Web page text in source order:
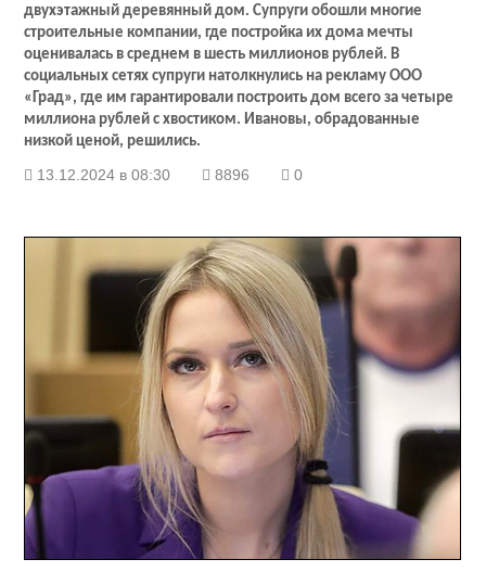
двухэтажный деревянный дом. Супруги обошли многие
строительные компании, где постройка их дома мечты
оценивалась в среднем в шесть миллионов рублей. В
социальных сетях супруги натолкнулись на рекламу ООО
«Град», где им гарантировали построить дом всего за четыре
миллиона рублей с хвостиком. Ивановы, обрадованные
низкой ценой, решились.
13.12.2024 в 08:30 8896 0